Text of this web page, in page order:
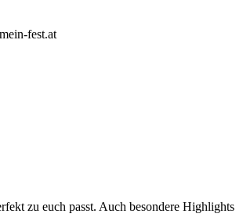
zu euch passt. Auch besondere Highlights